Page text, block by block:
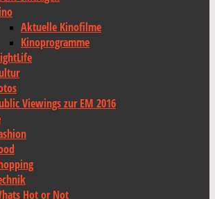
Aktuelle Kinofilme
Kinoprogramme
Viewings zur EM 2016
Hot or Not